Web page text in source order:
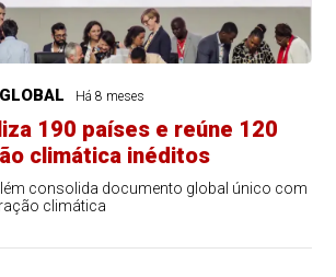
Há 8 meses
190 países e reúne 120
climática inéditos
consolida documento global único com
climática